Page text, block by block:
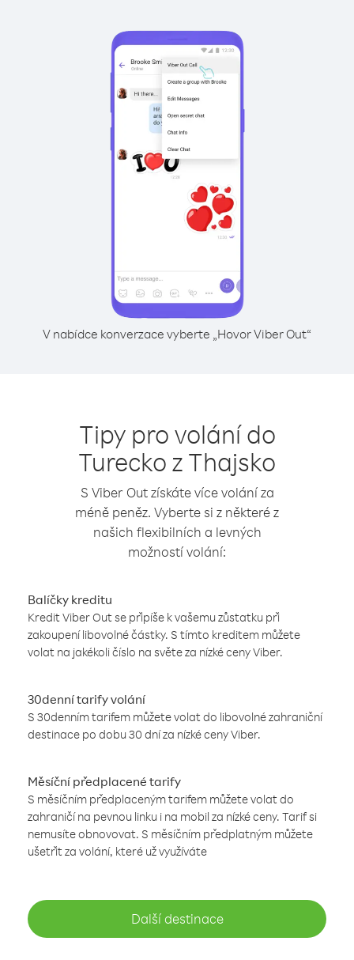
V nabídce konverzace vyberte „Hovor Viber Out“
Tipy pro volání do
Turecko z Thajsko
S Viber Out získáte více volání za
méně peněz. Vyberte si z některé z
našich flexibilních a levných
možností volání:
Balíčky kreditu
Kredit Viber Out se připíše k vašemu zůstatku při
zakoupení libovolné částky. S tímto kreditem můžete
volat na jakékoli číslo na světe za nízké ceny Viber.
30denní tarify volání
S 30denním tarifem můžete volat do libovolné zahraniční
destinace po dobu 30 dní za nízké ceny Viber.
Měsíční předplacené tarify
S měsíčním předplaceným tarifem můžete volat do
zahraničí na pevnou linku i na mobil za nízké ceny. Tarif si
nemusíte obnovovat. S měsíčním předplatným můžete
ušetřit za volání, které už využíváte
Další destinace